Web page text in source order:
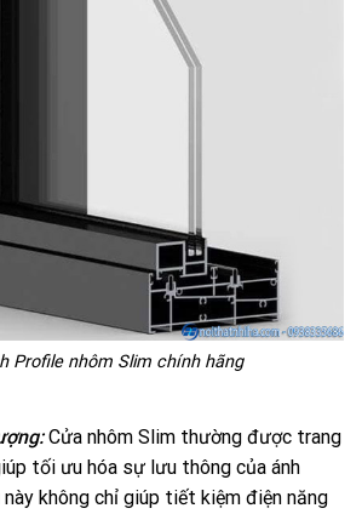
Profile nhôm Slim chính hãng
Cửa nhôm Slim thường được trang
tối ưu hóa sự lưu thông của ánh
không chỉ giúp tiết kiệm điện năng